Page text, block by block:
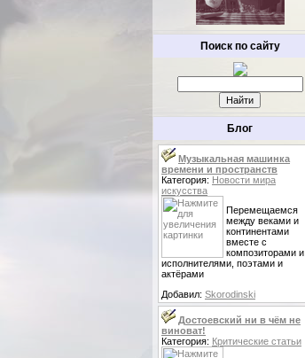
Поиск по сайту
Блог
Музыкальная машинка
времени и пространств
Категория: Новости мира
искусства
Перемещаемся
между веками и
континентами
вместе с
композиторами и
исполнителями, поэтами и
актёрами
Добавил: Skorodinski
Достоевский ни в чём не
виноват!
Категория: Критические статьи